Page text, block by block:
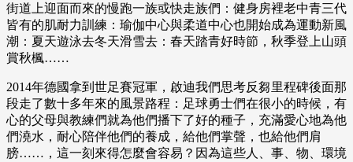
街道上迎面而來的慢跑一族或快走族們：健身房裡老中青三代
皆有的肌耐力訓練：瑜伽中心與柔道中心也開始成為運動新風
潮：夏天遊泳去冬天滑雪去：春天踏青好時節，秋季登上山頭
賞秋楓……
2014年德國拿到世足賽冠軍，啟迪我們思考反芻里程碑後面那
段走了數十多年來的風景路程：足球勇士們在很小的時候，有
心的父母與教練們就為他們播下了好的種子，充滿愛心地為他
們澆水，耐心陪伴他們的養成，給他們掌聲，也給他們肩
膀……，這一刻來得怎麼會容易？因為這些人、事、物、環境